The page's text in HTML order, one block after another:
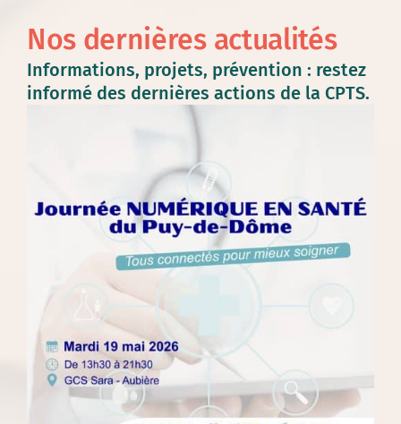
Nos dernières actualités
Informations, projets, prévention : restez
informé des dernières actions de la CPTS.